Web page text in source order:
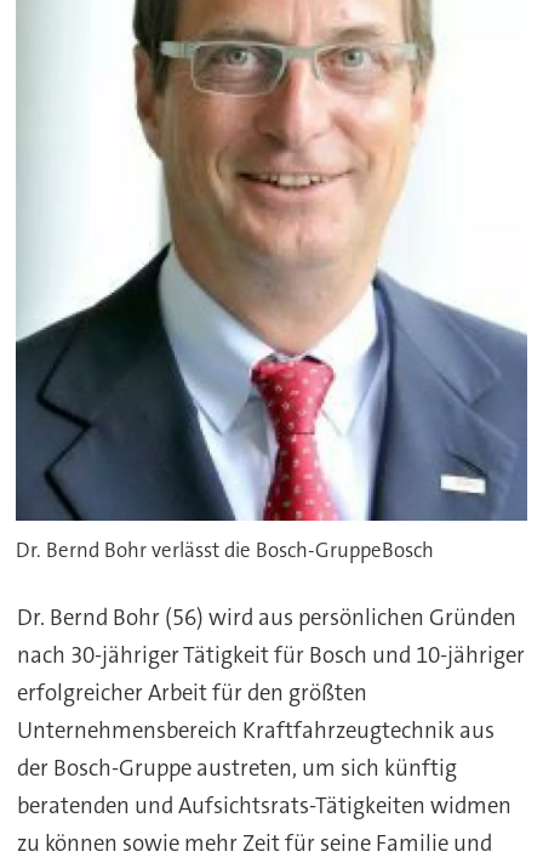
Dr. Bernd Bohr verlässt die Bosch-GruppeBosch
Dr. Bernd Bohr(56) wird aus persönlichen Gründen
nach 30-jähriger Tätigkeit für Bosch und 10-jähriger
erfolgreicher Arbeit für den größten
Unternehmensbereich Kraftfahrzeugtechnik aus
der Bosch-Gruppe austreten, um sich künftig
beratenden und Aufsichtsrats-Tätigkeiten widmen
zu können sowie mehr Zeit für seine Familie und